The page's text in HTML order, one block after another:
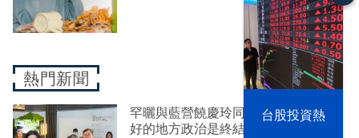
以色列 穹頂
之下
台股投資熱
熱門新聞
罕曬與藍營饒慶玲同框照 蔡英文：
好的地方政治是終結對立、彼此接力